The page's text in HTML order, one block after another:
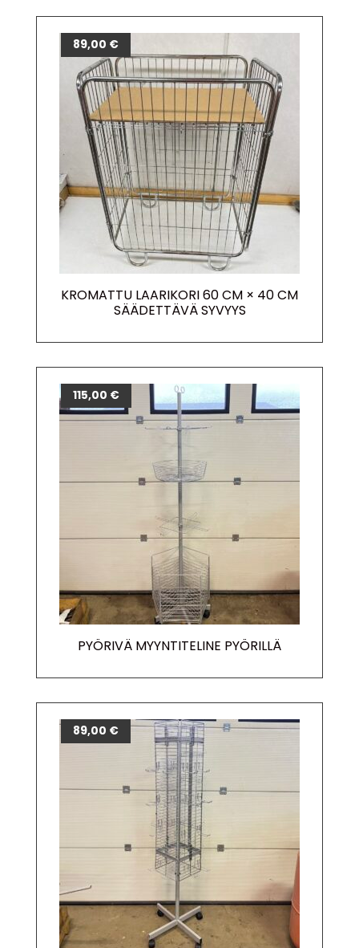
KROMATTU LAARIKORI 60 CM × 40 CM
SÄÄDETTÄVÄ SYVYYS
89,00 €
PYÖRIVÄ MYYNTITELINE PYÖRILLÄ
115,00 €
89,00 €